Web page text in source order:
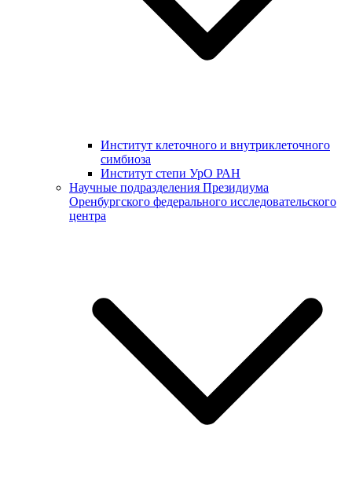
Институт клеточного и внутриклеточного
симбиоза
Институт степи УрО РАН
Научные подразделения Президиума
Оренбургского федерального исследовательского
центра